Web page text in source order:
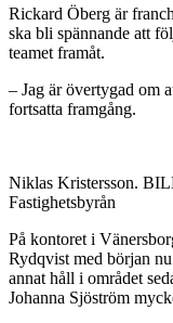
Rickard Öberg är
ska bli spännande att
teamet framåt.
– Jag är övertygad om
fortsatta framgång.
Niklas Kristersson.
Fastighetsbyrån
På kontoret i
Rydqvist med början
annat håll i området
Johanna Sjöström